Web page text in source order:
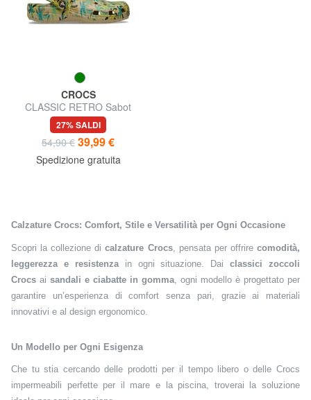
CROCS
CLASSIC RETRO Sabot
unisex
27% SALDI
54,90 € 39,99 €
Spedizione gratuita
Calzature Crocs: Comfort, Stile e Versatilità per Ogni Occasione
Scopri la collezione dicalzature Crocs, pensata per offrirecomodità,
leggerezza e resistenzain ogni situazione. Daiclassici zoccoli
Crocs ai sandali e ciabatte in gomma , ogni modello è progettato per
garantire un’esperienza di comfort senza pari, grazie ai materiali
innovativi e al design ergonomico.
Un Modello per Ogni Esigenza
Che tu stia cercando delle prodotti per il tempo libero o delle Crocs
impermeabili perfette per il mare e la piscina, troverai la soluzione